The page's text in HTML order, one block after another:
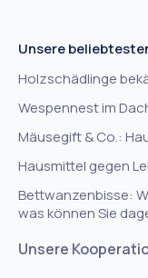
Unsere
Holzschädlinge
Wespennest im
Mäusegift & Co.:
Hausmittel gegen
Bettwanzenbisse:
was können Sie
Unsere